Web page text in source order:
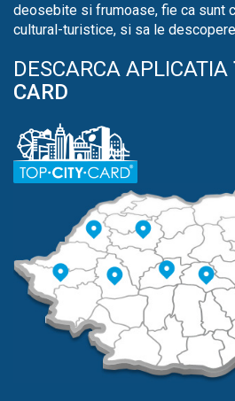
deosebite si frumoase, fie ca sunt
cultural-turistice, si sa le
DESCARCA APLICATIA
CARD